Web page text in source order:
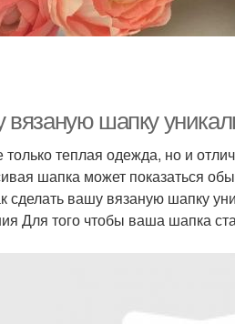
вязаную шапку
теплая одежда, но и
шапка может показаться
сделать вашу вязаную шапку
Для того чтобы ваша шапка